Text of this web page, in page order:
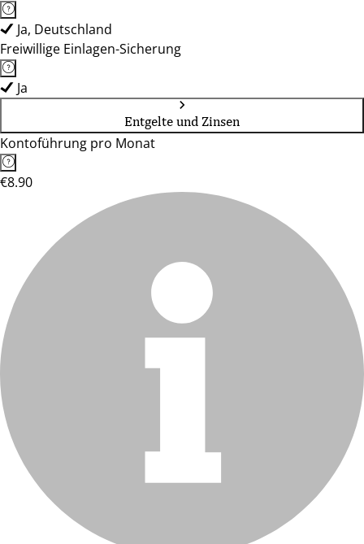
Ja, Deutschland
Freiwillige Einlagen-Sicherung
Ja
Entgelte und Zinsen
Kontoführung pro Monat
€8.90